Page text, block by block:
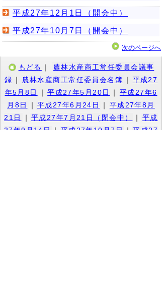
平成27年12月1日（開会中）
平成27年10月7日（開会中）
次のページへ
もどる ｜
農林水産商工常任委員会議事
録 ｜ 農林水産商工常任委員会名簿 ｜
平成27
年5月8日
｜ 平成27年5月20日 ｜
平成27年6
月8日
｜ 平成27年6月24日 ｜
平成27年8月
21日
｜ 平成27年7月21日（閉会中） ｜
平成
27年9月14日
｜ 平成27年10月7日 ｜
平成27